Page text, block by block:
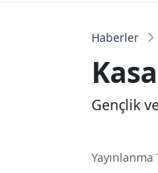
Haberler
Gençlik